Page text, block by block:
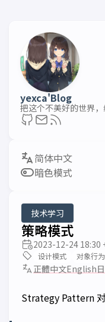
yexca'Blog
把这个不美好的世界，
暗色模式
技术学习
策略模式
2023-12-24 18:30
设计模式 对象行
正體中文English
Strategy Pattern